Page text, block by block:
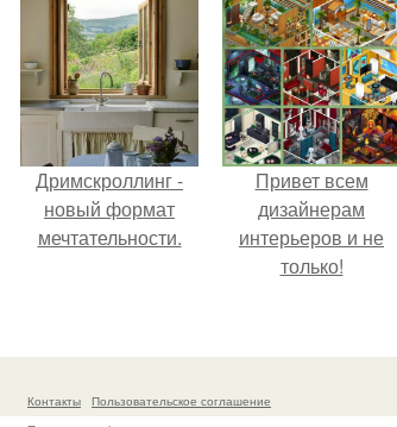
Дримскроллинг -
новый формат
мечтательности.
Привет всем
дизайнерам
интерьеров и не
только!
Контакты
Пользовательское соглашение